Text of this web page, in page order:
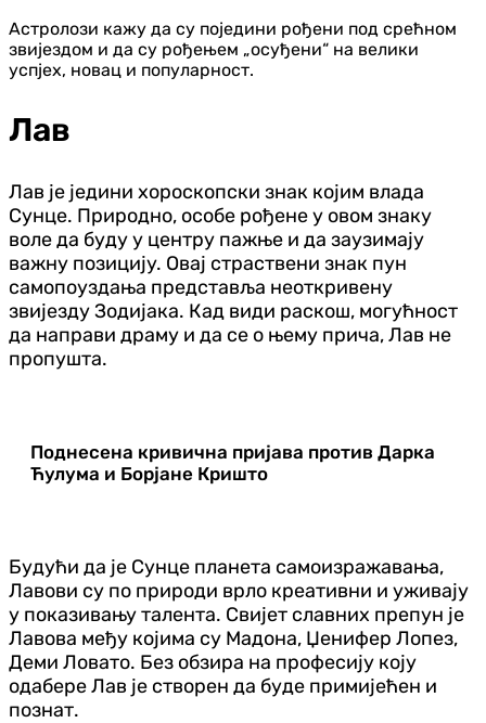
Астролози кажу да су поједини рођени под срећном
звијездом и да су рођењем „осуђени“ на велики
успјех, новац и популарност.
Лав
Лав је једини хороскопски знак којим влада
Сунце. Природно, особе рођене у овом знаку
воле да буду у центру пажње и да заузимају
важну позицију. Овај страствени знак пун
самопоуздања представља неоткривену
звијезду Зодијака. Кад види раскош, могућност
да направи драму и да се о њему прича, Лав не
пропушта.
Поднесена кривична пријава против Дарка
Ћулума и Борјане Кришто
Будући да је Сунце планета самоизражавања,
Лавови су по природи врло креативни и уживају
у показивању талента. Свијет славних препун је
Лавова међу којима су Мадона, Џенифер Лопез,
Деми Ловато. Без обзира на професију коју
одабере Лав је створен да буде примијећен и
познат.